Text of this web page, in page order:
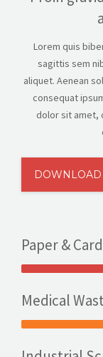
Lorem quis
sagittis sem
aliquet. Aenean
consequat
dolor sit amet,
Paper &
Medical